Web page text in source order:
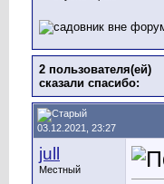
2 пользователя(ей)
сказали cпасибо:
03.12.2021, 23:27
jull
Местный